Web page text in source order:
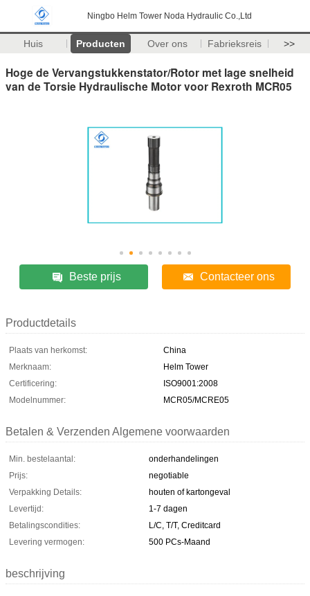
Ningbo Helm Tower Noda Hydraulic Co.,Ltd
Huis Producten Over ons Fabrieksreis >>
Hoge de Vervangstukkenstator/Rotor met lage snelheid
van de Torsie Hydraulische Motor voor Rexroth MCR05
Beste prijs Contacteer ons
Productdetails
Plaats van herkomst:
China
Merknaam:
Helm Tower
Certificering:
ISO9001:2008
Modelnummer:
MCR05/MCRE05
Betalen & Verzenden Algemene voorwaarden
Min. bestelaantal:
onderhandelingen
Prijs:
negotiable
Verpakking Details:
houten of kartongeval
Levertijd:
1-7 dagen
Betalingscondities:
L/C, T/T, Creditcard
Levering vermogen:
500 PCs-Maand
beschrijving